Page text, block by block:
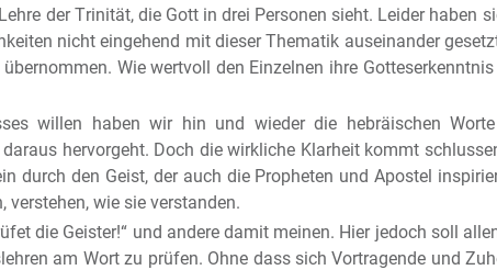
der Trinität, die Gott in drei Personen sieht. Leider haben
nicht eingehend mit dieser Thematik auseinander
Wie wertvoll den Einzelnen ihre
willen haben wir hin und wieder die hebräischen Worte
hervorgeht. Doch die wirkliche Klarheit kommt
durch den Geist, der auch die Propheten und Apostel
verstehen, wie sie verstanden.
die Geister!“ und andere damit meinen. Hier jedoch soll
am Wort zu prüfen. Ohne dass sich Vortragende und